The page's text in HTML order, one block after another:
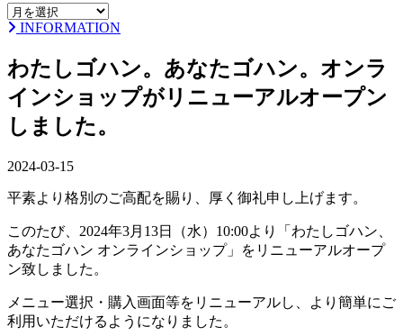
INFORMATION
わたしゴハン。あなたゴハン。オンラ
インショップがリニューアルオープン
しました。
2024-03-15
平素より格別のご高配を賜り、厚く御礼申し上げます。
このたび、2024年3月13日（水）10:00より「わたしゴハン、
あなたゴハン オンラインショップ」をリニューアルオープ
ン致しました。
メニュー選択・購入画面等をリニューアルし、より簡単にご
利用いただけるようになりました。